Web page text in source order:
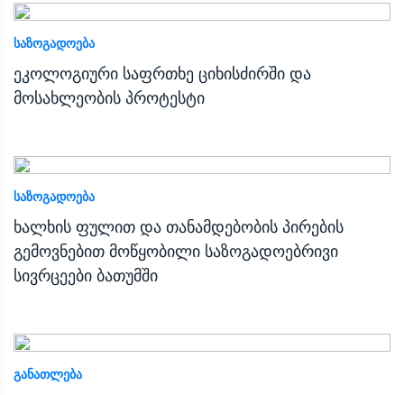
ᲡᲐᲖᲝᲒᲐᲓᲝᲔᲑᲐ
ეკოლოგიური საფრთხე ციხისძირში და
მოსახლეობის პროტესტი
ᲡᲐᲖᲝᲒᲐᲓᲝᲔᲑᲐ
ხალხის ფულით და თანამდებობის პირების
გემოვნებით მოწყობილი საზოგადოებრივი
სივრცეები ბათუმში
ᲒᲐᲜᲐᲗᲚᲔᲑᲐ